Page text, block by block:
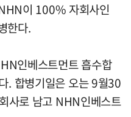
이 100% 자회사인
한다.
인베스트먼트 흡수합
. 합병기일은 오는 9월30
사로 남고 NHN인베스트